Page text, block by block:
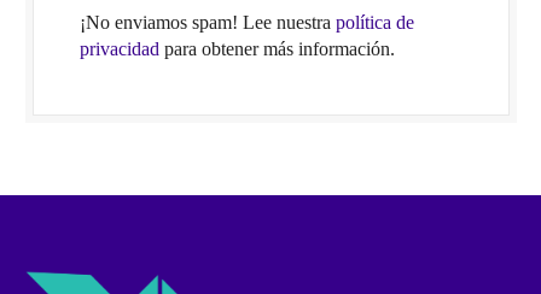
¡No enviamos spam! Lee nuestra política de
privacidad para obtener más información.